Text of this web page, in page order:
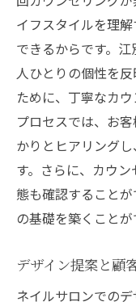
イフスタイルを理
できるからです。
人ひとりの個性を
ために、丁寧なカ
プロセスでは、お
かりとヒアリング
す。さらに、カウ
態も確認すること
の基礎を築くことが
デザイン提案と顧
ネイルサロンでの